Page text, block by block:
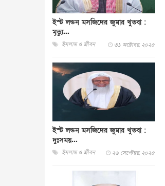
ইস্ট লন্ডন মসজিদের জুমার খুতবা :
মৃত্যু...
ইসলাম ও জীবন ৩১ অক্টোবর, ২০২৫
ইস্ট লন্ডন মসজিদের জুমার খুতবা :
দুঃসময়...
ইসলাম ও জীবন ২৬ সেপ্টেম্বর, ২০২৫